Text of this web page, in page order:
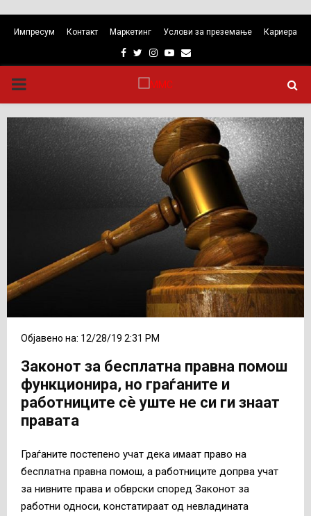
Импресум Контакт Маркетинг Услови за преземање Кариера
Facebook
TwitterInstagram
Youtube
Email
PRIMARY
MENU
Објавено на: 12/28/19 2:31 PM
Законот за бесплатна правна помош
функционира, но граѓаните и
работниците сѐ уште не си ги знаат
правата
Граѓаните постепено учат дека имаат право на
бесплатна правна помош, а работниците допрва учат
за нивните права и обврски според Законот за
работни односи, констатираат од невладината